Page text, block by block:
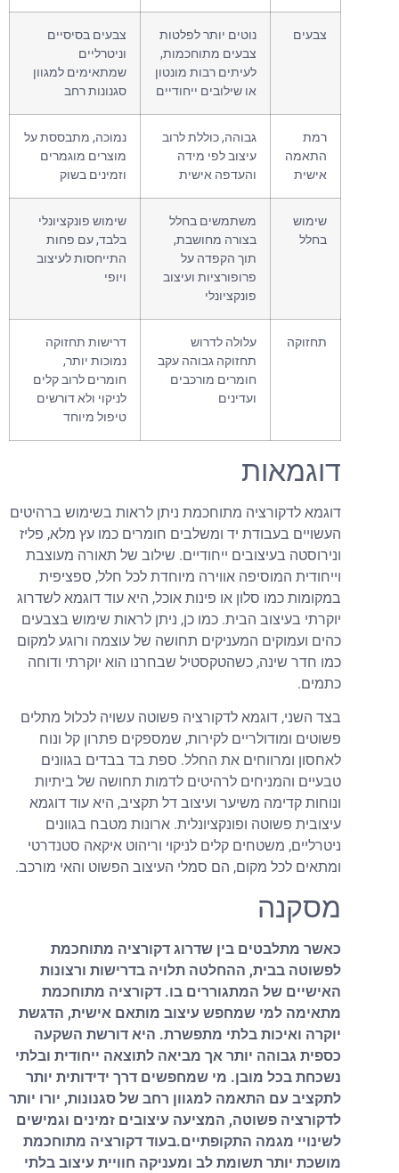
צבעים
נוטים יותר לפלטות
צבעים מתוחכמות,
לעיתים רבות מונטון
או שילובים ייחודיים
צבעים בסיסיים
וניטרליים
שמתאימים למגוון
סגנונות רחב
רמת
התאמה
אישית
גבוהה, כוללת לרוב
עיצוב לפי מידה
והעדפה אישית
נמוכה, מתבססת על
מוצרים מוגמרים
וזמינים בשוק
שימוש
בחלל
משתמשים בחלל
בצורה מחושבת,
תוך הקפדה על
פרופורציות ועיצוב
פונקציונלי
שימוש פונקציונלי
בלבד, עם פחות
התייחסות לעיצוב
ויופי
תחזוקה
עלולה לדרוש
תחזוקה גבוהה עקב
חומרים מורכבים
ועדינים
דרישות תחזוקה
נמוכות יותר,
חומרים לרוב קלים
לניקוי ולא דורשים
טיפול מיוחד
דוגמאות
דוגמא לדקורציה מתוחכמת ניתן לראות בשימוש ברהיטים
העשויים בעבודת יד ומשלבים חומרים כמו עץ מלא, פליז
ונירוסטה בעיצובים ייחודיים. שילוב של תאורה מעוצבת
וייחודית המוסיפה אווירה מיוחדת לכל חלל, ספציפית
במקומות כמו סלון או פינות אוכל, היא עוד דוגמא לשדרוג
יוקרתי בעיצוב הבית. כמו כן, ניתן לראות שימוש בצבעים
כהים ועמוקים המעניקים תחושה של עוצמה ורוגע למקום
כמו חדר שינה, כשהטקסטיל שבחרנו הוא יוקרתי ודוחה
כתמים.
בצד השני, דוגמא לדקורציה פשוטה עשויה לכלול מתלים
פשוטים ומודולריים לקירות, שמספקים פתרון קל ונוח
לאחסון ומרווחים את החלל. ספת בד בבדים בגוונים
טבעיים והמניחים לרהיטים לדמות תחושה של ביתיות
ונוחות קדימה משיער ועיצוב דל תקציב, היא עוד דוגמא
עיצובית פשוטה ופונקציונלית. ארונות מטבח בגוונים
ניטרליים, משטחים קלים לניקוי וריהוט איקאה סטנדרטי
ומתאים לכל מקום, הם סמלי העיצוב הפשוט והאי מורכב.
מסקנה
כאשר מתלבטים בין שדרוג דקורציה מתוחכמת
לפשוטה בבית, ההחלטה תלויה בדרישות ורצונות
האישיים של המתגוררים בו. דקורציה מתוחכמת
מתאימה למי שמחפש עיצוב מותאם אישית, הדגשת
יוקרה ואיכות בלתי מתפשרת. היא דורשת השקעה
כספית גבוהה יותר אך מביאה לתוצאה ייחודית ובלתי
נשכחת בכל מובן. מי שמחפשים דרך ידידותית יותר
לתקציב עם התאמה למגוון רחב של סגנונות, יורו יותר
לדקורציה פשוטה, המציעה עיצובים זמינים וגמישים
לשינויי מגמה התקופתיים.בעוד דקורציה מתוחכמת
מושכת יותר תשומת לב ומעניקה חוויית עיצוב בלתי